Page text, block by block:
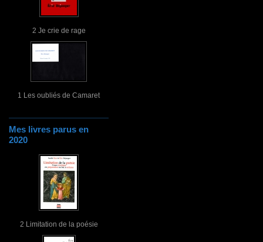
2 Je crie de rage
1 Les oubliés de Camaret
Mes livres parus en
2020
2 Limitation de la poésie